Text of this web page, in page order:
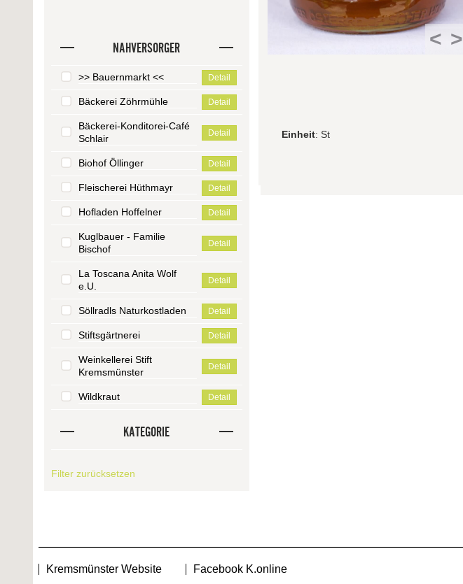
NAHVERSORGER
>> Bauernmarkt << Detail
Bäckerei Zöhrmühle Detail
Bäckerei-Konditorei-Café
Schlair
Detail
Biohof Öllinger Detail
Fleischerei Hüthmayr Detail
Hofladen Hoffelner Detail
Kuglbauer - Familie
Bischof
Detail
La Toscana Anita Wolf
e.U.
Detail
Söllradls Naturkostladen Detail
Stiftsgärtnerei Detail
Weinkellerei Stift
Kremsmünster
Detail
Wildkraut Detail
KATEGORIE
Filter zurücksetzen
< >
Einheit: St
Kremsmünster Website Facebook K.online